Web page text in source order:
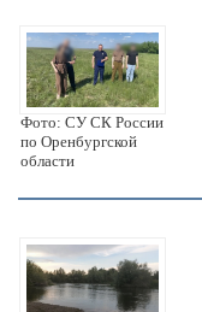
Фото: СУ СК России
по Оренбургской
области